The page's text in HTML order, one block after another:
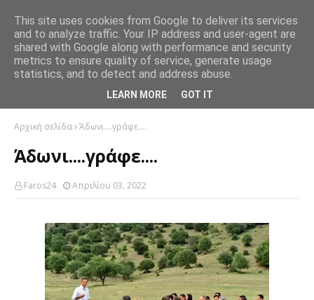
Αρχική σελίδα Άδωνι....γράφε....
Άδωνι....γράφε....
Faros24 Απριλίου 03, 2022
This site uses cookies from Google to deliver its services
and to analyze traffic. Your IP address and user-agent are
shared with Google along with performance and security
metrics to ensure quality of service, generate usage
statistics, and to detect and address abuse.
LEARN MORE GOT IT